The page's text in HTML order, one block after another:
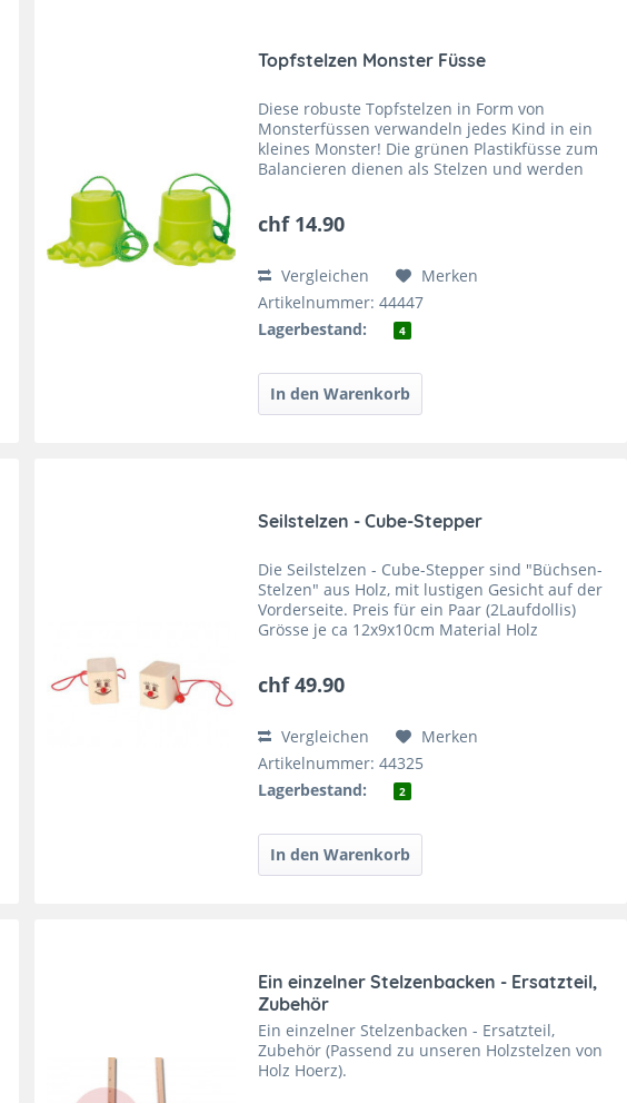
Topfstelzen Monster Füsse
Diese robuste Topfstelzen in Form von
Monsterfüssen verwandeln jedes Kind in ein
kleines Monster! Die grünen Plastikfüsse zum
Balancieren dienen als Stelzen und werden
chf 14.90
Vergleichen
Merken
Artikelnummer: 44447
Lagerbestand:
4
Seilstelzen - Cube-Stepper
Die Seilstelzen - Cube-Stepper sind "Büchsen-
Stelzen" aus Holz, mit lustigen Gesicht auf der
Vorderseite. Preis für ein Paar (2Laufdollis)
Grösse je ca 12x9x10cm Material Holz
chf 49.90
Vergleichen
Merken
Artikelnummer: 44325
Lagerbestand:
2
Ein einzelner Stelzenbacken - Ersatzteil,
Zubehör
Ein einzelner Stelzenbacken - Ersatzteil,
Zubehör (Passend zu unseren Holzstelzen von
Holz Hoerz).